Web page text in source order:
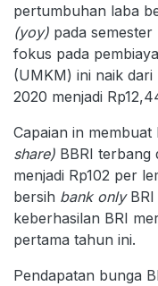
pertumbuhan laba
(yoy) pada
fokus pada
(UMKM) ini naik dari
2020 menjadi
Capaian in membuat
share) BBRI terbang
menjadi Rp102 per
bersih bank onlyBRI
keberhasilan BRI
pertama tahun ini.
Pendapatan bunga